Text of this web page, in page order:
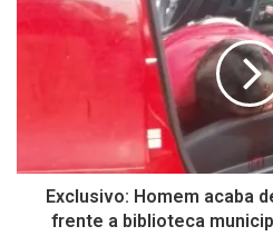
Exclusivo: Homem acaba
frente a biblioteca